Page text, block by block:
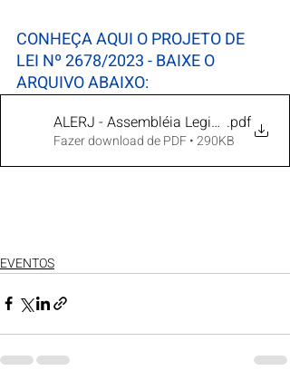
CONHEÇA AQUI O PROJETO DE
LEI Nº 2678/2023 - BAIXE O
ARQUIVO ABAIXO:
ALERJ - Assembléia Legislativa do
.pdf
Fazer download de PDF • 290KB
EVENTOS